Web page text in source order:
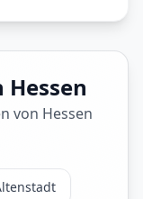
von Hessen